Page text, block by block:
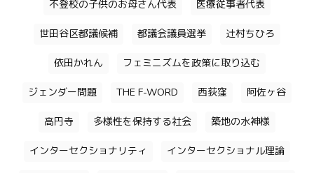
不登校の子供のお母さん代表 医療従事者代表
世田谷区都議候補 都議会議員選挙 辻村ちひろ
依田かれん フェミニズムを政策に取り込む
ジェンダー問題 THE F-WORD 西荻窪 阿佐ヶ谷
高円寺 多様性を保持する社会 築地の水神様
インターセクショナリティ インターセクショナル理論